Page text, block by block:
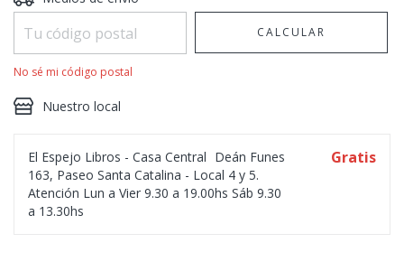
CALCULAR
No sé mi código postal
Nuestro local
El Espejo Libros - Casa Central Deán Funes
163, Paseo Santa Catalina - Local 4 y 5.
Atención Lun a Vier 9.30 a 19.00hs Sáb 9.30
a 13.30hs
Gratis